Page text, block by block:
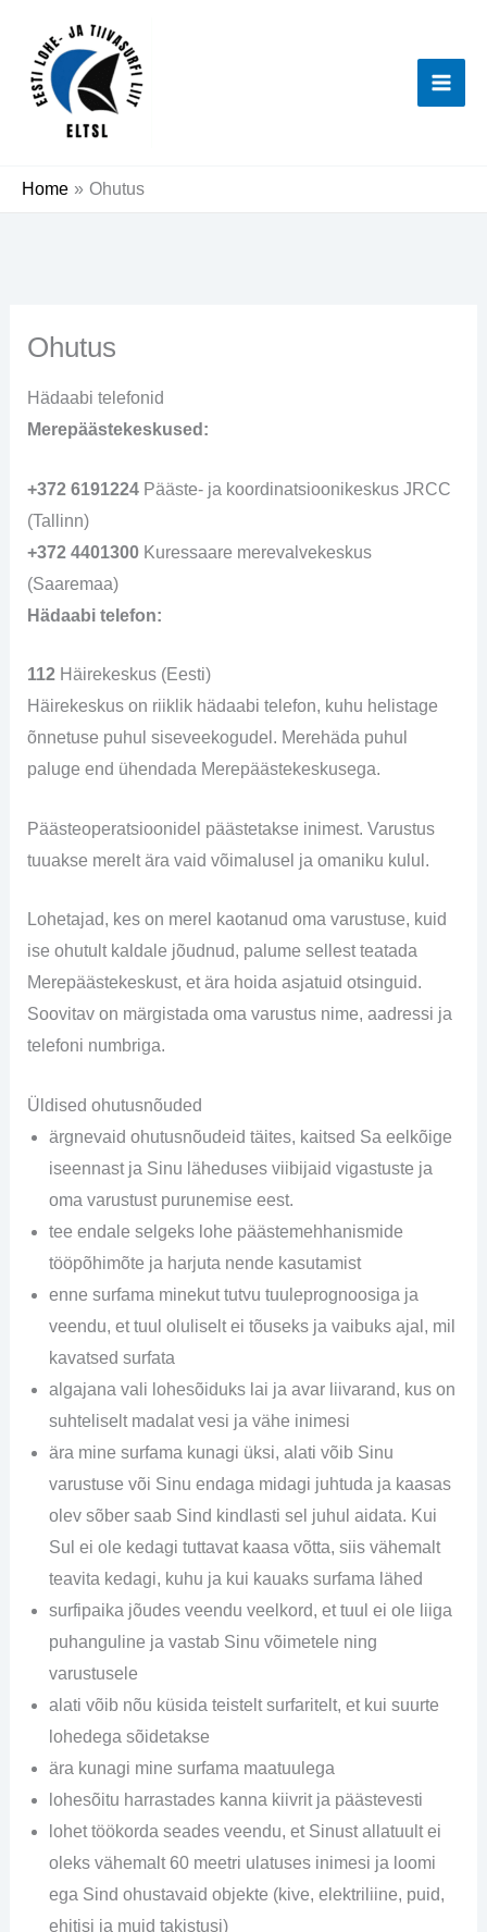
content
Home Ohutus
Ohutus
Hädaabi telefonid
Merepäästekeskused:
+372 6191224Pääste- ja koordinatsioonikeskus JRCC
(Tallinn)
+372 4401300Kuressaare merevalvekeskus
(Saaremaa)
Hädaabi telefon:
112Häirekeskus (Eesti)
Häirekeskus on riiklik hädaabi telefon, kuhu helistage
õnnetuse puhul siseveekogudel. Merehäda puhul
paluge end ühendada Merepäästekeskusega.
Päästeoperatsioonidel päästetakse inimest. Varustus
tuuakse merelt ära vaid võimalusel ja omaniku kulul.
Lohetajad, kes on merel kaotanud oma varustuse, kuid
ise ohutult kaldale jõudnud, palume sellest teatada
Merepäästekeskust, et ära hoida asjatuid otsinguid.
Soovitav on märgistada oma varustus nime, aadressi ja
telefoni numbriga.
Üldised ohutusnõuded
ärgnevaid ohutusnõudeid täites, kaitsed Sa eelkõige
iseennast ja Sinu läheduses viibijaid vigastuste ja
oma varustust purunemise eest.
tee endale selgeks lohe päästemehhanismide
tööpõhimõte ja harjuta nende kasutamist
enne surfama minekut tutvu tuuleprognoosiga ja
veendu, et tuul oluliselt ei tõuseks ja vaibuks ajal, mil
kavatsed surfata
algajana vali lohesõiduks lai ja avar liivarand, kus on
suhteliselt madalat vesi ja vähe inimesi
ära mine surfama kunagi üksi, alati võib Sinu
varustuse või Sinu endaga midagi juhtuda ja kaasas
olev sõber saab Sind kindlasti sel juhul aidata. Kui
Sul ei ole kedagi tuttavat kaasa võtta, siis vähemalt
teavita kedagi, kuhu ja kui kauaks surfama lähed
surfipaika jõudes veendu veelkord, et tuul ei ole liiga
puhanguline ja vastab Sinu võimetele ning
varustusele
alati võib nõu küsida teistelt surfaritelt, et kui suurte
lohedega sõidetakse
ära kunagi mine surfama maatuulega
lohesõitu harrastades kanna kiivrit ja päästevesti
lohet töökorda seades veendu, et Sinust allatuult ei
oleks vähemalt 60 meetri ulatuses inimesi ja loomi
ega Sind ohustavaid objekte (kive, elektriliine, puid,
ehitisi ja muid takistusi)